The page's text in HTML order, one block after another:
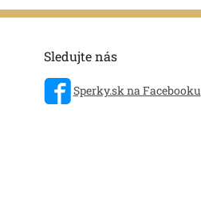
Sledujte nás
Sperky.sk na Facebooku